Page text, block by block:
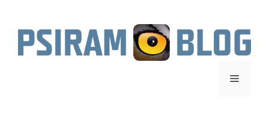
springen
Menü